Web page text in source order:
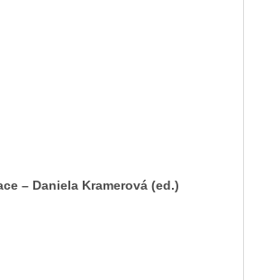
–⁠ Daniela Kramerová (ed.)